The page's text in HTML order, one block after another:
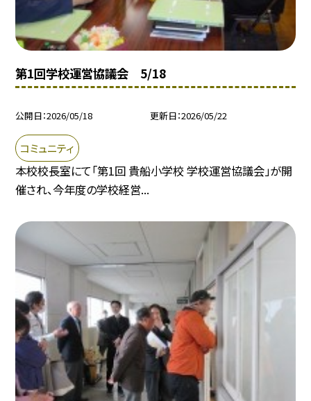
第1回学校運営協議会 5/18
公開日 2026/05/18 更新日 2026/05/22
コミュニティ
本校校長室にて「第1回 貴船小学校 学校運営協議会」が開
催され、今年度の学校経営...